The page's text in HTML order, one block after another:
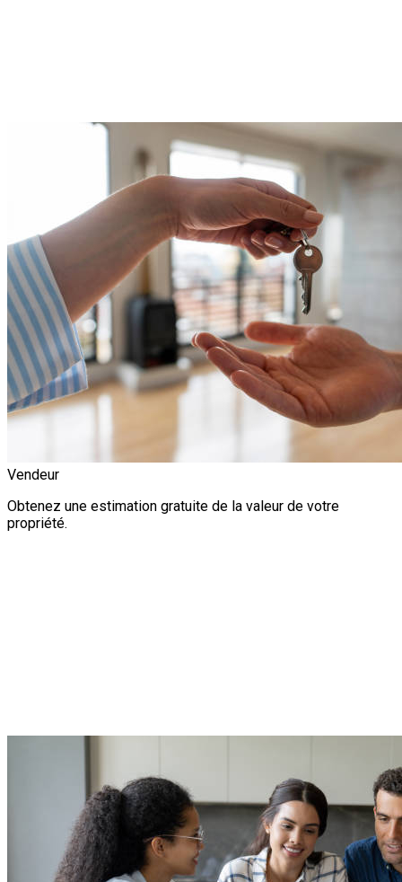
Vendeur
Obtenez une estimation gratuite de la valeur de votre
propriété.